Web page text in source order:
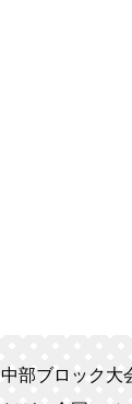
中部ブロック大